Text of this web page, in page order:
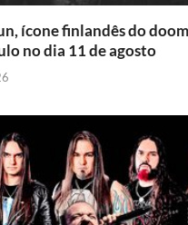
ícone finlandês do
no dia 11 de agosto